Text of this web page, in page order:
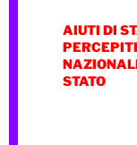
AIUTI DI
STATO